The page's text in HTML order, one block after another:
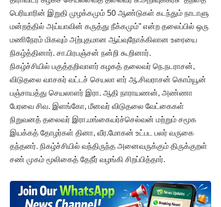
பெரியாரின் இறுதி முழக்கமும் 50 ஆண்டுகள் கடந்தும் நாடாளு
மன்றத்தில் அய்யாவின் கருத்து நீக்கமும்” என்ற தலைப்பில் ஒரு
மணிநேரம் மிகவும் அற்புதமான ஆய்வுநோக்கிலான உரையை
நிகழ்த்தினார். சா.பிரபஞ்சன் நன்றி கூறினார்.
நிகழ்ச்சியில் பகுத்தறிவாளர் கழகத் தலைவர் நெ.நடராசன்,
விடுதலை வாசகர் வட்டச் செயலா ளர் ஆ.சிவராசன் கொம்யூன்
பஞ்சாயத்து செயலாளர் இரா. ஆதி நாராயணன், அண்ணா
பேரவை சிவ. இளங்கோ, மீனவர் விடுதலை வேட்கைகள்
நிறுவனத் தலைவர் இரா.மங்கையர்ச்செல்வன் மற்றும் சமூக
இயக்கத் தோழர்கள் தினா, வீர.மோகன் உட்பட பலர் வருகை
தந்தனர். நிகழ்ச்சியில் வந்திருந்த அனைவருக்கும் திருக்குறள்
சண் முகம் மூலிகைத் தேநீர் வழங்கி சிறப்பித்தார்.